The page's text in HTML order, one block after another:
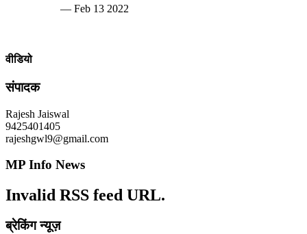
— Feb 13 2022
वीडियो
संपादक
Rajesh Jaiswal
9425401405
rajeshgwl9@gmail.com
MP Info News
Invalid RSS feed URL.
ब्रेकिंग न्यूज़